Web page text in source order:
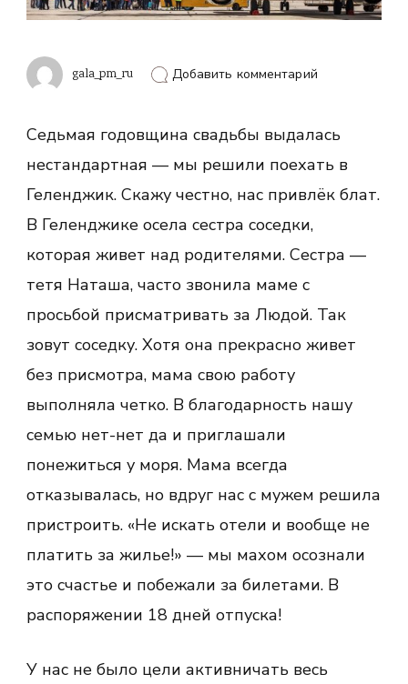
gala_pm_ru Добавить комментарийк
Геленджик:
пляжи
и
Седьмая годовщина свадьбы выдалась
нестандартная — мы решили поехать в
Геленджик. Скажу честно, нас привлёк блат.
В Геленджике осела сестра соседки,
которая живет над родителями. Сестра —
тетя Наташа, часто звонила маме с
просьбой присматривать за Людой. Так
зовут соседку. Хотя она прекрасно живет
без присмотра, мама свою работу
выполняла четко. В благодарность нашу
семью нет-нет да и приглашали
понежиться у моря. Мама всегда
отказывалась, но вдруг нас с мужем решила
пристроить. «Не искать отели и вообще не
платить за жилье!» — мы махом осознали
это счастье и побежали за билетами. В
распоряжении 18 дней отпуска!
У нас не было цели активничать весь